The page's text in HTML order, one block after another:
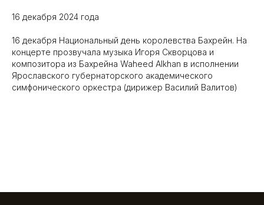
16 декабря 2024 года
16 декабря Национальный день королевства Бахрейн. На
концерте прозвучала музыка Игоря Скворцова и
композитора из Бахрейна Waheed Alkhan в исполнении
Ярославского губернаторского академического
симфонического оркестра (дирижер Василий Валитов)